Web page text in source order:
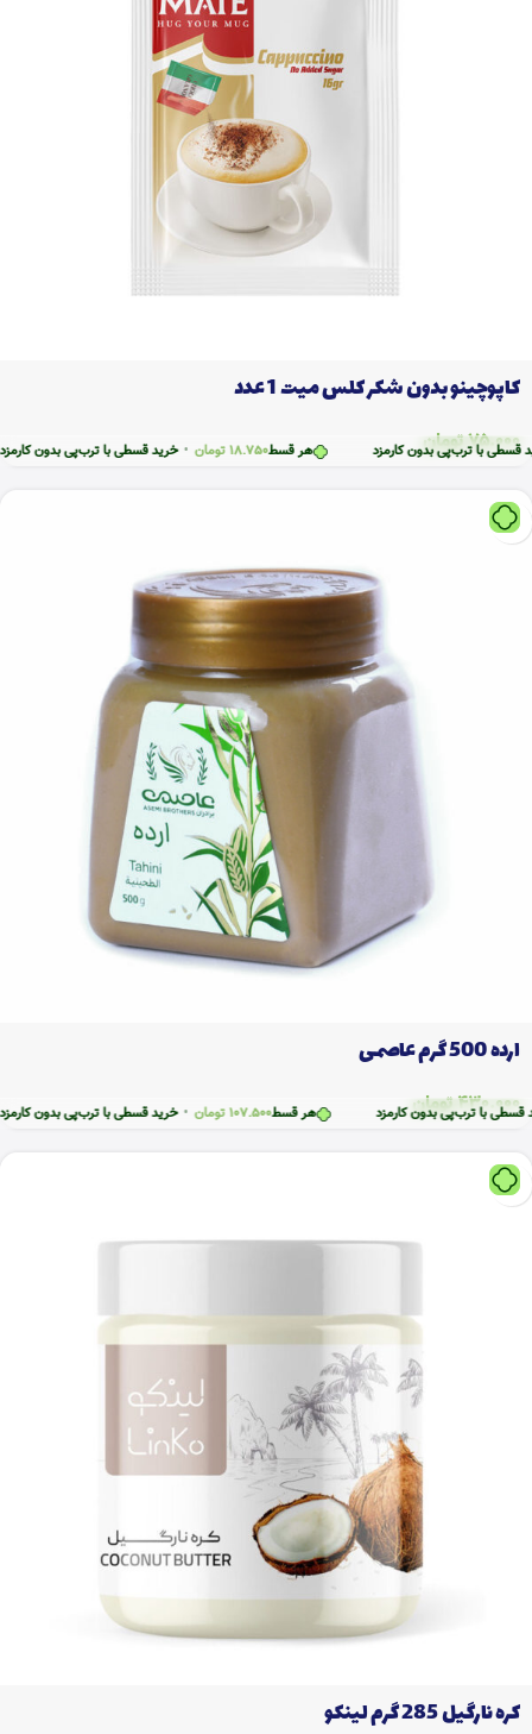
هر قسط18.750تومان • خرید قسطی با ترب‌پی بدون کارمزد بدون کارمزد
کاپوچینو بدون شکر کلس میت 1 عدد
75.000تومان
هر قسط107.500تومان • خرید قسطی با ترب‌پی بدون کارمزد بدون کارمزد
ارده 500 گرم عاصمی
430.000 تومان
کره نارگیل 285 گرم لینکو